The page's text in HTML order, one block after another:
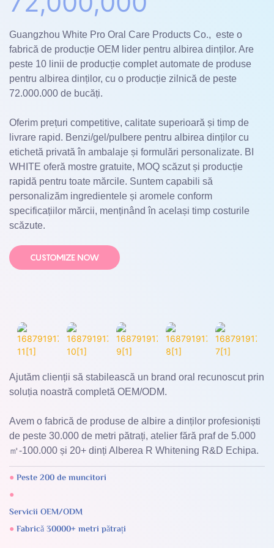
Guangzhou White Pro Oral Care Products Co., este o
fabrică de producție OEM lider pentru albirea dinților. Are
peste 10 linii de producție complet automate de produse
pentru albirea dinților, cu o producție zilnică de peste
72.000.000 de bucăți.
Oferim prețuri competitive, calitate superioară și timp de
livrare rapid. Benzi/gel/pulbere pentru albirea dinților cu
etichetă privată în ambalaje și formulări personalizate. BI
WHITE oferă mostre gratuite, MOQ scăzut și producție
rapidă pentru toate mărcile. Suntem capabili să
personalizăm ingredientele și aromele conform
specificațiilor mărcii, menținând în același timp costurile
scăzute.
CUSTOMIZE NOW
Ajutăm clienții să stabilească un brand oral recunoscut prin
soluția noastră completă OEM/ODM.
Avem o fabrică de produse de albire a dinților profesioniști
de peste 30.000 de metri pătrați, atelier fără praf de 5.000
㎡-100.000 și 20+ dinți Alberea R Whitening R&D Echipa.
● Peste 200 de muncitori
●
● Fabrică 30000+ metri pătrați